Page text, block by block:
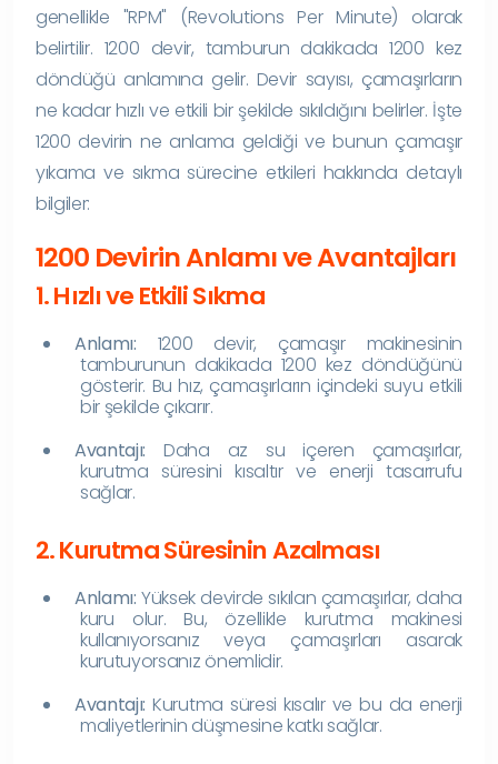
genellikle "RPM" (Revolutions Per Minute) olarak
belirtilir. 1200 devir, tamburun dakikada 1200 kez
döndüğü anlamına gelir. Devir sayısı, çamaşırların
ne kadar hızlı ve etkili bir şekilde sıkıldığını belirler. İşte
1200 devirin ne anlama geldiği ve bunun çamaşır
yıkama ve sıkma sürecine etkileri hakkında detaylı
bilgiler:
1200 Devirin Anlamı ve Avantajları
1. Hızlı ve Etkili Sıkma
Anlamı: 1200 devir, çamaşır makinesinin
tamburunun dakikada 1200 kez döndüğünü
gösterir. Bu hız, çamaşırların içindeki suyu etkili
bir şekilde çıkarır.
Avantajı: Daha az su içeren çamaşırlar,
kurutma süresini kısaltır ve enerji tasarrufu
sağlar.
2. Kurutma Süresinin Azalması
Anlamı: Yüksek devirde sıkılan çamaşırlar, daha
kuru olur. Bu, özellikle kurutma makinesi
kullanıyorsanız veya çamaşırları asarak
kurutuyorsanız önemlidir.
Avantajı: Kurutma süresi kısalır ve bu da enerji
maliyetlerinin düşmesine katkı sağlar.